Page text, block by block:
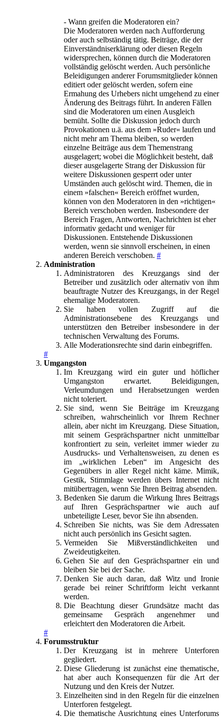
- Wann greifen die Moderatoren ein?
Die Moderatoren werden nach Aufforderung
oder auch selbständig tätig. Beiträge, die der
Einverständniserklärung oder diesen Regeln
widersprechen, können durch die Moderatoren
vollständig gelöscht werden. Auch persönliche
Beleidigungen anderer Forumsmitglieder können
editiert oder gelöscht werden, sofern eine
Ermahung des Urhebers nicht umgehend zu einer
Änderung des Beitrags führt. In anderen Fällen
sind die Moderatoren um einen Ausgleich
bemüht. Sollte die Diskussion jedoch durch
Provokationen u.ä. aus dem »Ruder« laufen und
nicht mehr am Thema bleiben, so werden
einzelne Beiträge aus dem Themenstrang
ausgelagert; wobei die Möglichkeit besteht, daß
dieser ausgelagerte Strang der Diskussion für
weitere Diskussionen gesperrt oder unter
Umständen auch gelöscht wird. Themen, die in
einem »falschen« Bereich eröffnet wurden,
können von den Moderatoren in den »richtigen«
Bereich verschoben werden. Insbesondere der
Bereich Fragen, Antworten, Nachrichten ist eher
informativ gedacht und weniger für
Diskussionen. Entstehende Diskussionen
werden, wenn sie sinnvoll erscheinen, in einen
anderen Bereich verschoben. #
Administration
Administratoren des Kreuzgangs sind der
Betreiber und zusätzlich oder alternativ von ihm
beauftragte Nutzer des Kreuzgangs, in der Regel
ehemalige Moderatoren.
Sie haben vollen Zugriff auf die
Administrationsebene des Kreuzgangs und
unterstützen den Betreiber insbesondere in der
technischen Verwaltung des Forums.
Alle Moderationsrechte sind darin einbegriffen.
#
Umgangston
Im Kreuzgang wird ein guter und höflicher
Umgangston erwartet. Beleidigungen,
Verleumdungen und Herabsetzungen werden
nicht toleriert.
Sie sind, wenn Sie Beiträge im Kreuzgang
schreiben, wahrscheinlich vor Ihrem Rechner
allein, aber nicht im Kreuzgang. Diese Situation,
mit seinem Gesprächspartner nicht unmittelbar
konfrontiert zu sein, verleitet immer wieder zu
Ausdrucks- und Verhaltensweisen, zu denen es
im „wirklichen Leben“ im Angesicht des
Gegenübers in aller Regel nicht käme. Mimik,
Gestik, Stimmlage werden übers Internet nicht
mitübertragen, wenn Sie Ihren Beitrag absenden.
Bedenken Sie darum die Wirkung Ihres Beitrags
auf Ihren Gesprächspartner wie auch auf
unbeteiligte Leser, bevor Sie ihn absenden.
Schreiben Sie nichts, was Sie dem Adressaten
nicht auch persönlich ins Gesicht sagten.
Vermeiden Sie Mißverständlichkeiten und
Zweideutigkeiten.
Gehen Sie auf den Gesprächspartner ein und
bleiben Sie bei der Sache.
Denken Sie auch daran, daß Witz und Ironie
gerade bei reiner Schriftform leicht verkannt
werden.
Die Beachtung dieser Grundsätze macht das
gemeinsame Gespräch angenehmer und
erleichtert den Moderatoren die Arbeit.
#
Forumsstruktur
Der Kreuzgang ist in mehrere Unterforen
gegliedert.
Diese Gliederung ist zunächst eine thematische,
hat aber auch Konsequenzen für die Art der
Nutzung und den Kreis der Nutzer.
Einzelheiten sind in den Regeln für die einzelnen
Unterforen festgelegt.
Die thematische Ausrichtung eines Unterforums